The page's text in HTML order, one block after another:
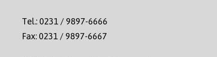
Tel.: 0231 / 9897-6666
Fax: 0231 / 9897-6667